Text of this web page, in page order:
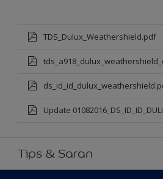
TDS_Dulux_Weathershield.pdf
Tips & Saran